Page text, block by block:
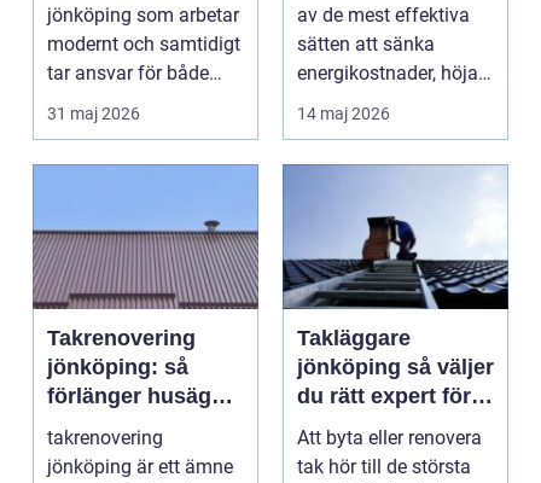
jönköping som arbetar
modernt och samtidigt
tar ansvar för både
människa och miljö
behö...
31 maj 2026
av de mest effektiva
sätten att sänka
energikostnader, höja
komforten och ge...
14 maj 2026
Takrenovering
jönköping: så
förlänger husägare
livslängden på
sina tak
takrenovering
jönköping är ett ämne
Takläggare
jönköping så väljer
du rätt expert för
ditt tak
Att byta eller renovera
tak hör till de största